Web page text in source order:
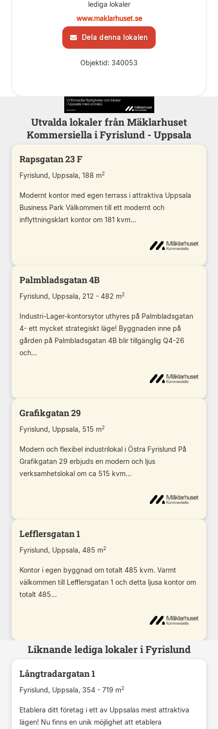
lediga lokaler
www.maklarhuset.se
Dela denna lokalen
Objektid: 340053
Utvalda lokaler från Mäklarhuset
Kommersiella i Fyrislund - Uppsala
Rapsgatan 23 F
Fyrislund, Uppsala, 188 m2
Modernt kontor med egen terrass i attraktiva Uppsala
Business Park Välkommen till ett modernt och
inflyttningsklart kontor om 181 kvm...
Palmbladsgatan 4B
Fyrislund, Uppsala, 212 - 482 m2
Industri-Lager-kontorsytor uthyres på Palmbladsgatan
4- ett mycket strategiskt läge! Byggnaden inne på
gården på Palmbladsgatan 4B blir tillgänglig Q4-26
och...
Grafikgatan 29
Fyrislund, Uppsala, 515 m2
Modern och flexibel industrilokal i Östra Fyrislund På
Grafikgatan 29 erbjuds en modern och ljus
verksamhetslokal om ca 515 kvm...
Lefflersgatan 1
Fyrislund, Uppsala, 485 m2
Kontor i egen byggnad om totalt 485 kvm. Varmt
välkommen till Lefflersgatan 1 och detta ljusa kontor om
totalt 485...
Liknande lediga lokaler i Fyrislund
Långtradargatan 1
Fyrislund, Uppsala, 354 - 719 m2
Etablera ditt företag i ett av Uppsalas mest attraktiva
lägen! Nu finns en unik möjlighet att etablera